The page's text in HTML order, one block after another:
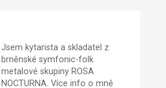
Jsem kytarista a skladatel z
brněnské symfonic-folk
metalové skupiny ROSA
NOCTURNA. Více info o mně